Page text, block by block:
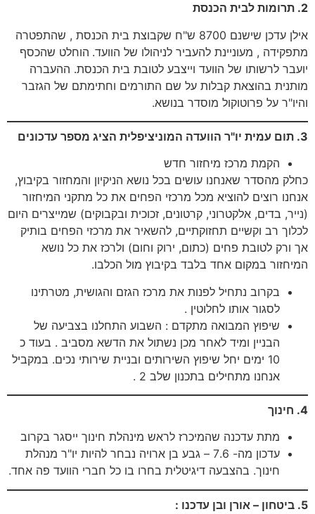
2. תרומות לבית הכנסת
אילן עדכן שישנם 8700 ש"ח שקבוצת בית הכנסת , שהתפטרה
מתפקידה , מעוניינת להעביר לניהולו של הוועד. הוחלט שהכסף
יועבר לרשותו של הוועד וייצבע לטובת בית הכנסת. ההעברה
מותנית בהוצאת קבלות על שם התורמים וחתימתם של הגזבר
והיו"ר על פרוטוקול מוסדר בנושא.
3. תום עמית יו"ר הוועדה המוניציפלית הציג מספר עדכונים
הקמת מרכז מיחזור חדש
כחלק מהסדר שאנחנו עושים בכל נושא הניקיון והמחזור בקיבוץ,
אנחנו רוצים להוציא מכל מרכזי הפחים את כל מתקני המיחזור
(נייר, בדים, אלקטרוני, קרטונים, זכוכית ובקבוקים) שמייצרים היום
לכלוך רב וקשיים תחזוקתיים, להשאיר את מרכזי הפחים בותיק
אך ורק לטובת פחים (כתום, ירוק וחום) ולרכז את כל נושא
המיחזור במקום אחד בלבד בקיבוץ מול הכלבו.
בקרוב נתחיל לפנות את מרכז הגזם והגושית, מטרתינו
לסגור אותו לחלוטין .
שיפוץ המבואה מתקדם : השבוע התחלנו בצביעה של
הבניין ומיד לאחר מכן נשתול את הדשא מסביב . בעוד כ
10 ימים יחל שיפוץ השירותים ובניית שירותי נכים. במקביל
אנחנו מתחילים בתכנון שלב 2 .
4. חינוך
מתת עדכנה שהמיכרז לראש מינהלת חינוך ייסגר בקרוב
עדכון מה- 7.6 – גבע בן ארויה נבחר להיות יו"ר מנהלת
חינוך. בהצבעה דיגיטלית בחרו בו כל חברי הוועד פה אחד.
5. ביטחון – אורן ובן עדכנו :